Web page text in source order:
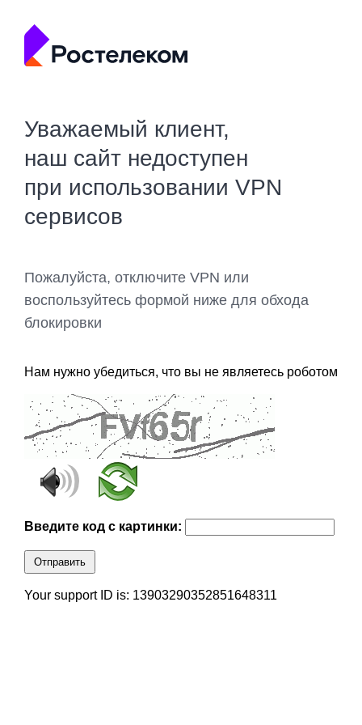
Уважаемый клиент,
наш сайт недоступен
при использовании VPN
сервисов
Пожалуйста, отключите VPN или
воспользуйтесь формой ниже для обхода
блокировки
Нам нужно убедиться, что вы не являетесь роботом
Введите код с картинки:
Отправить
Your support ID is: 13903290352851648311